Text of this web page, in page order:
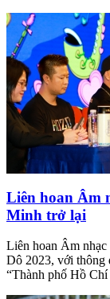
Liên hoan Âm
Minh trở lại
Liên hoan Âm
Dô 2023, với
“Thành phố Hồ